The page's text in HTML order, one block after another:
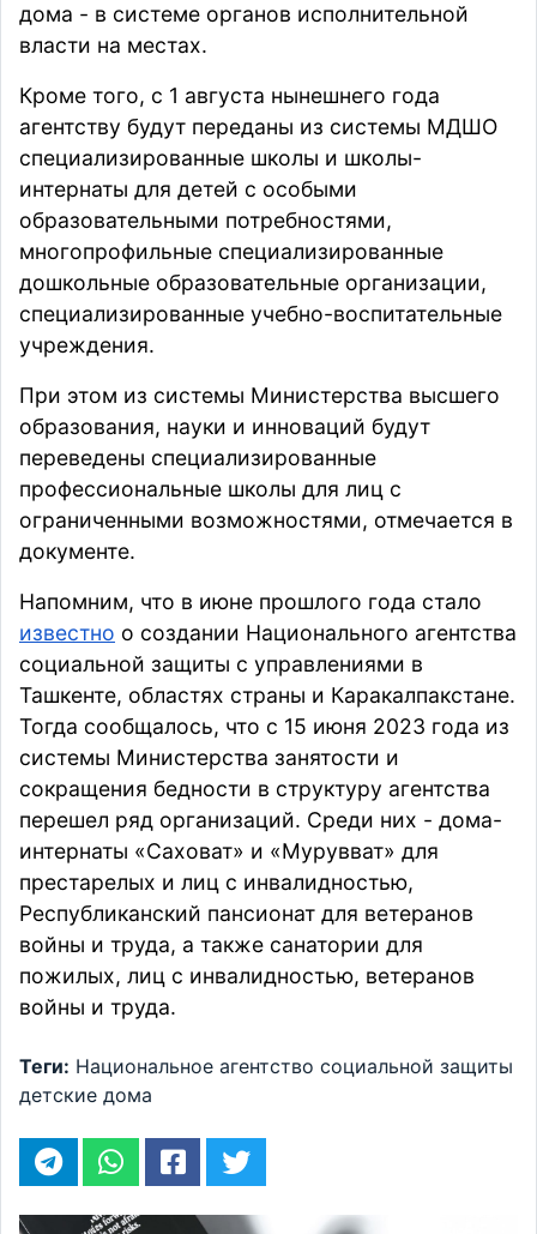
дома - в системе органов исполнительной
власти на местах.
Кроме того, с 1 августа нынешнего года
агентству будут переданы из системы МДШО
специализированные школы и школы-
интернаты для детей с особыми
образовательными потребностями,
многопрофильные специализированные
дошкольные образовательные организации,
специализированные учебно-воспитательные
учреждения.
При этом из системы Министерства высшего
образования, науки и инноваций будут
переведены специализированные
профессиональные школы для лиц с
ограниченными возможностями, отмечается в
документе.
Напомним, что в июне прошлого года стало
известно о создании Национального агентства
социальной защиты с управлениями в
Ташкенте, областях страны и Каракалпакстане.
Тогда сообщалось, что с 15 июня 2023 года из
системы Министерства занятости и
сокращения бедности в структуру агентства
перешел ряд организаций. Среди них - дома-
интернаты «Саховат» и «Мурувват» для
престарелых и лиц с инвалидностью,
Республиканский пансионат для ветеранов
войны и труда, а также санатории для
пожилых, лиц с инвалидностью, ветеранов
войны и труда.
Теги: Национальное агентство социальной защиты
детские дома